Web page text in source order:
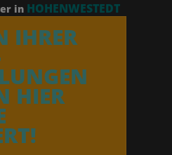
in HOHENWESTEDT
IHRER
HIER